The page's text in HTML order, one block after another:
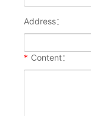
Address：
* Content：